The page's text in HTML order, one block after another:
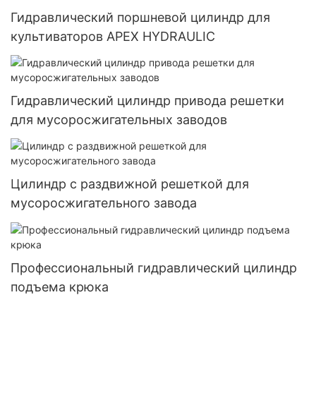
Гидравлический поршневой цилиндр для
культиваторов APEX HYDRAULIC
Гидравлический цилиндр привода решетки
для мусоросжигательных заводов
Цилиндр с раздвижной решеткой для
мусоросжигательного завода
Профессиональный гидравлический цилиндр
подъема крюка